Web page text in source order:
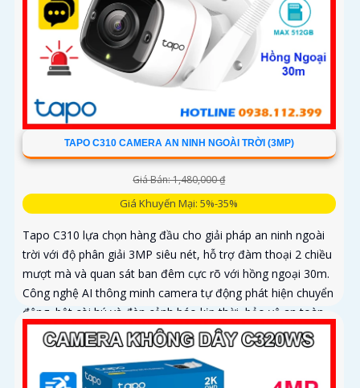
TAPO C310 CAMERA AN NINH NGOÀI TRỜI (3MP)
Giá Bán: 1,480,000 ₫
Giá Khuyến Mại: 5%-35%
Tapo C310 lựa chọn hàng đầu cho giải pháp an ninh ngoài
trời với độ phân giải 3MP siêu nét, hỗ trợ đàm thoại 2 chiều
mượt mà và quan sát ban đêm cực rõ với hồng ngoại 30m.
Công nghệ AI thông minh camera tự động phát hiện chuyển
động, bật còi hú và đèn cảnh báo kịp thời, bảo vệ an toàn
tuyệt đối